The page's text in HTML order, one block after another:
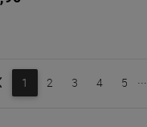
1 2 3 4 5 ...